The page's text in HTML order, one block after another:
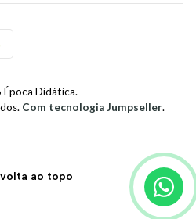
Época Didática.
Com tecnologia Jumpseller.
ao topo